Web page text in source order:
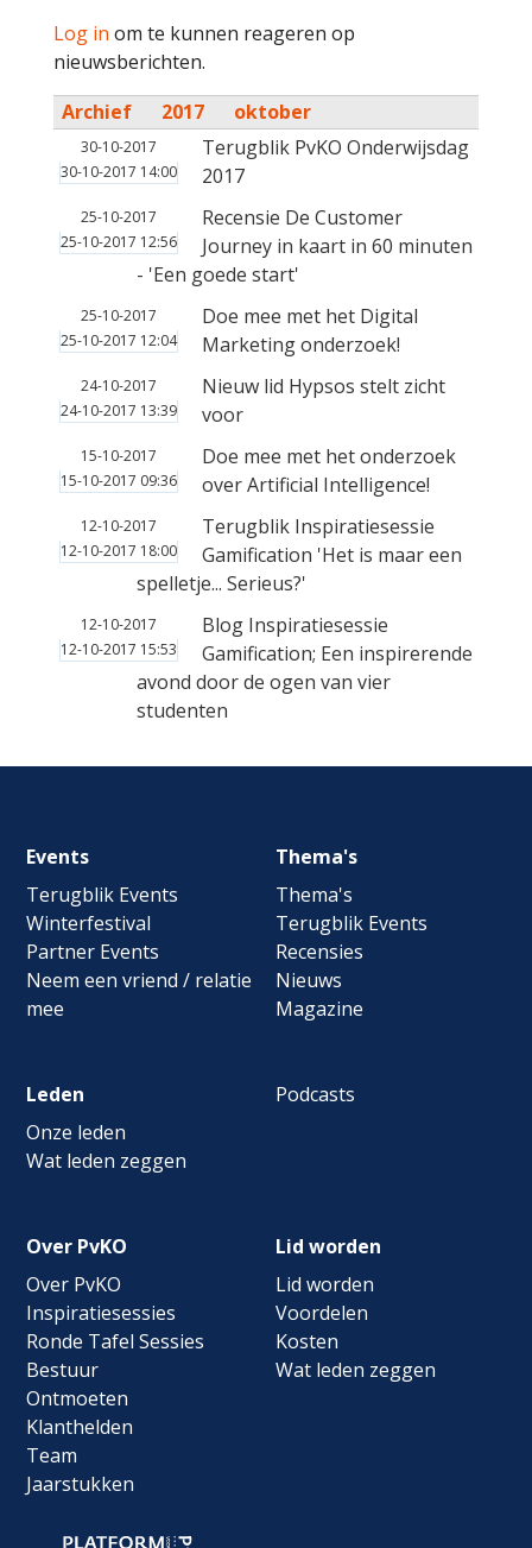
Log in om te kunnen reageren op
nieuwsberichten.
Archief
2017 oktober
30-10-2017
30-10-2017 14:00
Terugblik PvKO Onderwijsdag
2017
25-10-2017
25-10-2017 12:56
Recensie De Customer
Journey in kaart in 60 minuten
- 'Een goede start'
25-10-2017
25-10-2017 12:04
Doe mee met het Digital
Marketing onderzoek!
24-10-2017
24-10-2017 13:39
Nieuw lid Hypsos stelt zicht
voor
15-10-2017
15-10-2017 09:36
Doe mee met het onderzoek
over Artificial Intelligence!
12-10-2017
12-10-2017 18:00
Terugblik Inspiratiesessie
Gamification 'Het is maar een
spelletje... Serieus?'
12-10-2017
12-10-2017 15:53
Blog Inspiratiesessie
Gamification; Een inspirerende
avond door de ogen van vier
studenten
Footer
navigation
Events
Terugblik Events
Winterfestival
Partner Events
Neem een vriend / relatie
mee
Thema's
Thema's
Terugblik Events
Recensies
Nieuws
Magazine
Leden
Onze leden
Wat leden zeggen
Podcasts
Over PvKO
Over PvKO
Inspiratiesessies
Ronde Tafel Sessies
Bestuur
Ontmoeten
Klanthelden
Team
Jaarstukken
Lid worden
Lid worden
Voordelen
Kosten
Wat leden zeggen